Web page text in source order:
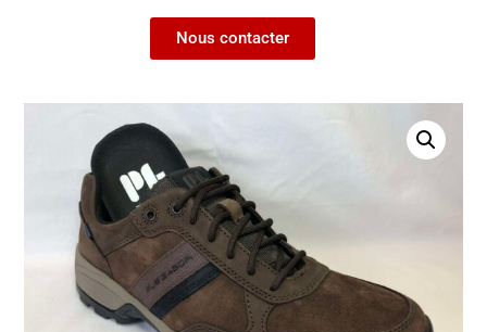
Nous contacter